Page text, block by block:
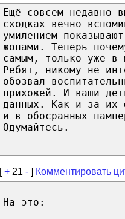
Ещё совсем недавно
сходках вечно
умилением
жопами. Теперь
самым, только уже в
Ребят, никому не
обозвал
прихожей. И ваши
данных. Как и за их
и в обосранных
Одумайтесь.
[+ 21 - ] Комментировать
На это: